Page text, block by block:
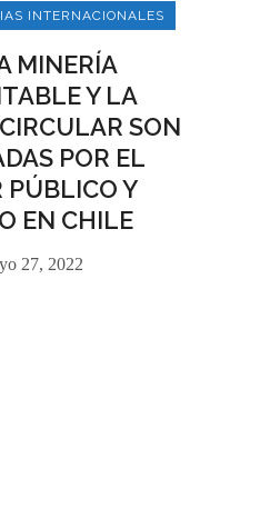
INTERNACIONALES
Y LA
SON
POR EL
PÚBLICO Y
EN CHILE
27, 2022